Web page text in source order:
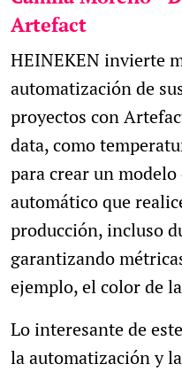
Artefact
HEINEKEN invierte
automatización de
proyectos con
data, como
para crear un
automático que
producción, incluso
garantizando
ejemplo, el color de
Lo interesante de
la automatización y